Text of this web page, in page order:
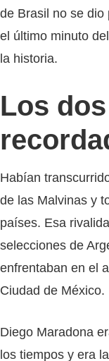
de Brasil no se dio
el último minuto
la historia.
Los
Habían
de las Malvinas y
países. Esa
selecciones de
enfrentaban en el
Ciudad de México.
Diego Maradona
los tiempos y era